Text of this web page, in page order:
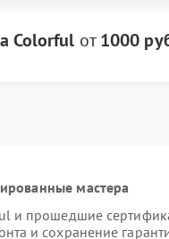
Colorful от1000
мастера
и прошедшие
и сохранение